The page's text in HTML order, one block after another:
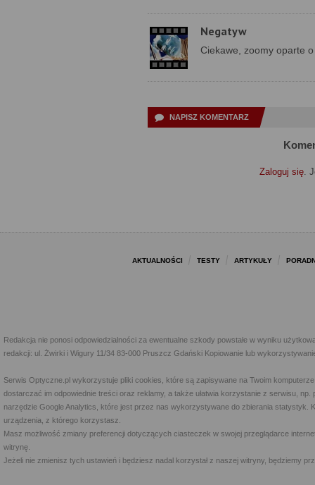
Negatyw
Ciekawe, zoomy oparte o
NAPISZ KOMENTARZ
Zaloguj się.
AKTUALNOŚCI TESTY ARTYKUŁY
Redakcja nie ponosi odpowiedzialności za ewentualne szkody powstałe w wyniku
redakcji: ul. Żwirki i Wigury 11/34 83-000 Pruszcz Gdański Kopiowanie lub
Serwis Optyczne.pl wykorzystuje pliki cookies, które są zapisywane na Twoim
dostarczać im odpowiednie treści oraz reklamy, a także ułatwia korzystanie z serwisu,
narzędzie Google Analytics, które jest przez nas wykorzystywane do zbierania statystyk.
urządzenia, z którego korzystasz.
Masz możliwość zmiany preferencji dotyczących ciasteczek w swojej przeglądarce
witrynę.
Jeżeli nie zmienisz tych ustawień i będziesz nadal korzystał z naszej witryny, będziemy